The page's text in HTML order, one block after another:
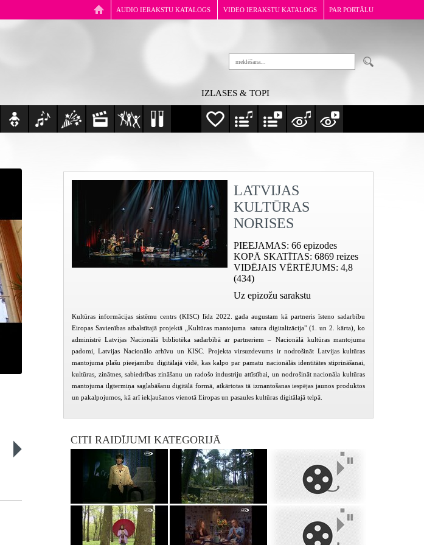
AUDIO IERAKSTU KATALOGS VIDEO IERAKSTU KATALOGS PAR PORTĀLU
IZLASES & TOPI
Uztakts. Latvijas jaunie talanti VEF JAZZ CLUB Going the Pretty Road Putni un Atomos. Latvijas jaunās mūzikas dienas 2021
LATVIJAS
KULTŪRAS
NORISES
PIEEJAMAS: 66 epizodes
KOPĀ SKATĪTAS: 6869 reizes
VIDĒJAIS VĒRTĒJUMS: 4,8
(434)
Uz epizožu sarakstu
Kultūras informācijas sistēmu centrs (KISC) līdz 2022. gada augustam kā partneris īsteno sadarbību
Eiropas Savienības atbalstītajā projektā „Kultūras mantojuma satura digitalizācija" (1. un 2. kārta), ko
administrē Latvijas Nacionālā bibliotēka sadarbībā ar partneriem – Nacionālā kultūras mantojuma
padomi, Latvijas Nacionālo arhīvu un KISC. Projekta virsuzdevums irnodrošināt Latvijas kultūras
mantojuma plašu pieejamību digitālajā vidē, kas kalpo par pamatu nacionālās identitātes stiprināšanai,
kultūras, zinātnes, sabiedrības zināšanu un radošo industriju attīstībai, un nodrošināt nacionāla kultūras
mantojuma ilgtermiņa saglabāšanu digitālā formā, atkārtotas tā izmantošanas iespējas jaunos produktos
un pakalpojumos, kā arī iekļaušanos vienotā Eiropas un pasaules kultūras digitālajā telpā.
CITI RAIDĪJUMI KATEGORIJĀ